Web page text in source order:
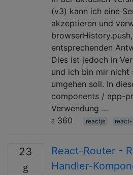
(v3) kann ich eine
akzeptieren und
entsprechenden
Dies ist jedoch in
und ich bin mir nicht
umgehen soll. In
components / app-
Verwendung …
360
reactjs
23
React-Router -
Handler-